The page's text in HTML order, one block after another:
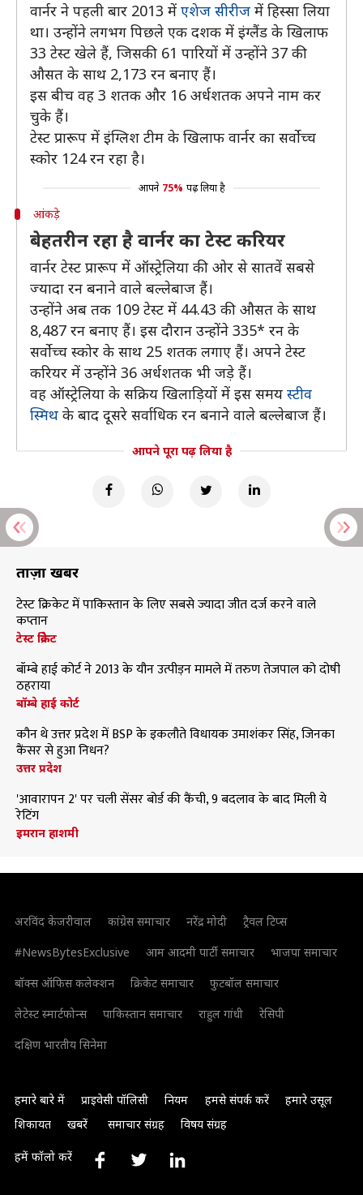
वार्नर ने पहली बार 2013 में एशेज सीरीज में हिस्सा लिया
था। उन्होंने लगभग पिछले एक दशक में इंग्लैंड के खिलाफ
33 टेस्ट खेले हैं, जिसकी 61 पारियों में उन्होंने 37 की
औसत के साथ 2,173 रन बनाए हैं।
इस बीच वह 3 शतक और 16 अर्धशतक अपने नाम कर
चुके हैं।
टेस्ट प्रारूप में इंग्लिश टीम के खिलाफ वार्नर का सर्वोच्च
स्कोर 124 रन रहा है।
आपने 75% पढ़ लिया है
आंकड़े
बेहतरीन रहा है वार्नर का टेस्ट करियर
वार्नर टेस्ट प्रारूप में ऑस्ट्रेलिया की ओर से सातवें सबसे
ज्यादा रन बनाने वाले बल्लेबाज हैं।
उन्होंने अब तक 109 टेस्ट में 44.43 की औसत के साथ
8,487 रन बनाए हैं। इस दौरान उन्होंने 335* रन के
सर्वोच्च स्कोर के साथ 25 शतक लगाए हैं। अपने टेस्ट
करियर में उन्होंने 36 अर्धशतक भी जड़े हैं।
वह ऑस्ट्रेलिया के सक्रिय खिलाड़ियों में इस समय स्टीव
स्मिथ के बाद दूसरे सर्वाधिक रन बनाने वाले बल्लेबाज हैं।
आपने पूरा पढ़ लिया है
ताज़ा खबरें
टेस्ट क्रिकेट में पाकिस्तान के लिए सबसे ज्यादा जीत दर्ज करने वाले
कप्तान
टेस्ट क्रिकेट
बॉम्बे हाई कोर्ट ने 2013 के यौन उत्पीड़न मामले में तरुण तेजपाल को दोषी
ठहराया
बॉम्बे हाई कोर्ट
कौन थे उत्तर प्रदेश में BSP के इकलौते विधायक उमाशंकर सिंह, जिनका
कैंसर से हुआ निधन?
उत्तर प्रदेश
'आवारापन 2' पर चली सेंसर बोर्ड की कैंची, 9 बदलाव के बाद मिली ये
रेटिंग
इमरान हाशमी
अरविंद केजरीवाल कांग्रेस समाचार नरेंद्र मोदी
ट्रैवल टिप्स
#NewsBytesExclusive
आम आदमी पार्टी समाचार
भाजपा समाचार
बॉक्स ऑफिस कलेक्शन
क्रिकेट समाचार
फुटबॉल समाचार
लेटेस्ट स्मार्टफोन्स
पाकिस्तान समाचार राहुल गांधी
रेसिपी
दक्षिण भारतीय सिनेमा
हमारे बारे में प्राइवेसी पॉलिसी नियम हमसे संपर्क करें
हमारे उसूल
शिकायत
खबरें समाचार संग्रह विषय संग्रह
हमें फॉलो करें